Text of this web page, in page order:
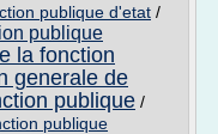
publique d'etat /
publique
la fonction
generale de
publique /
publique